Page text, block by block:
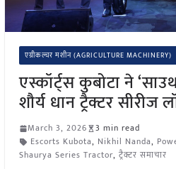
एग्रीकल्चर मशीन (AGRICULTURE MACHINERY)
एस्कॉर्ट्स कुबोटा ने
शौर्य धान ट्रैक्टर सीरीज
March 3, 2026
3 min read
Escorts Kubota, Nikhil Nanda,
Shaurya Series Tractor, ट्रैक्टर समाचार